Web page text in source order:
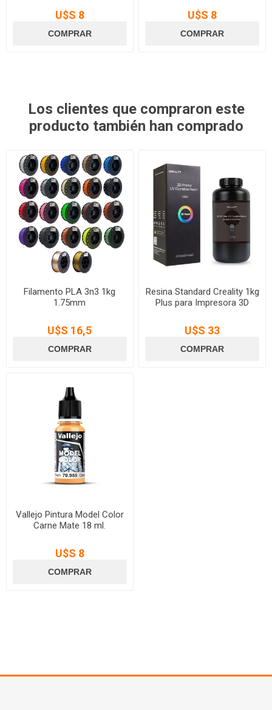
U$S 8 U$S 8
Los clientes que compraron este
producto también han comprado
Filamento PLA 3n3 1kg
1.75mm
U$S 16,5
Resina Standard Creality 1kg
Plus para Impresora 3D
U$S 33
Vallejo Pintura Model Color
Carne Mate 18 ml.
U$S 8